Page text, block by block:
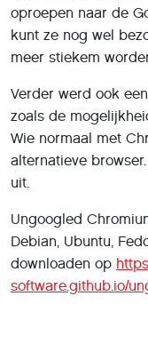
oproepen naar de
kunt ze nog wel
meer stiekem
Verder werd ook
zoals de
Wie normaal met
alternatieve
uit.
Ungoogled
Debian, Ubuntu,
downloaden op
software.github.io/